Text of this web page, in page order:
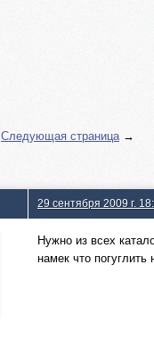
Следующая страница→
29 сентября 2009 г.
Нужно из всех
намек что погуглить